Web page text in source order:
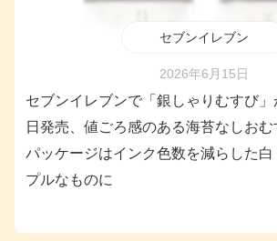
セブンイレブン
2026年6月15日
セブンイレブンで「銀しゃりむすび
日発売、値ごろ感のある海苔なしおむ
パッケージはインク色数を減らした
プルなものに